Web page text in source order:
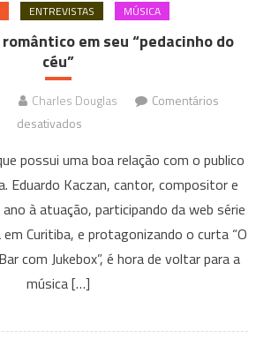
Vallourec
ENTREVISTAS MÚSICA
em seu “pedacinho do
céu”
Charles Douglas
Comentários
desativados
Kaczan:
romântico
em
seu
“pedacinho
do
possui uma boa relação com o publico
Eduardo Kaczan, cantor, compositor e
à atuação, participando da web série
Curitiba, e protagonizando o curta “O
com Jukebox”, é hora de voltar para a
música […]